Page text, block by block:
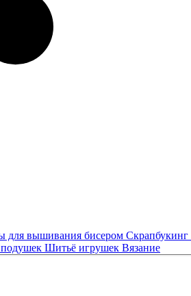
для вышивания бисером Скрапбукинг
Шитьё игрушек Вязание